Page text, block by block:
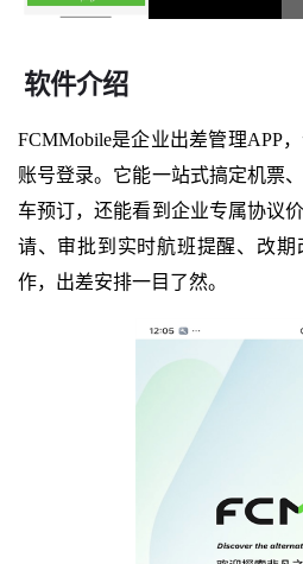
软件介绍
FCMMobile是企业出差管理APP
账号登录。它能一站式搞定机票
车预订，还能看到企业专属协议
请、审批到实时航班提醒、改
作，出差安排一目了然。